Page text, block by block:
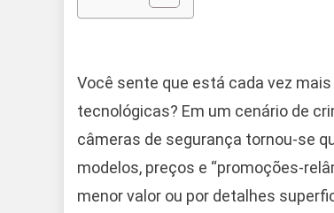
Você sente que está cada vez
tecnológicas? Em um cenário de
câmeras de segurança tornou-se
modelos, preços e “promoções-
menor valor ou por detalhes